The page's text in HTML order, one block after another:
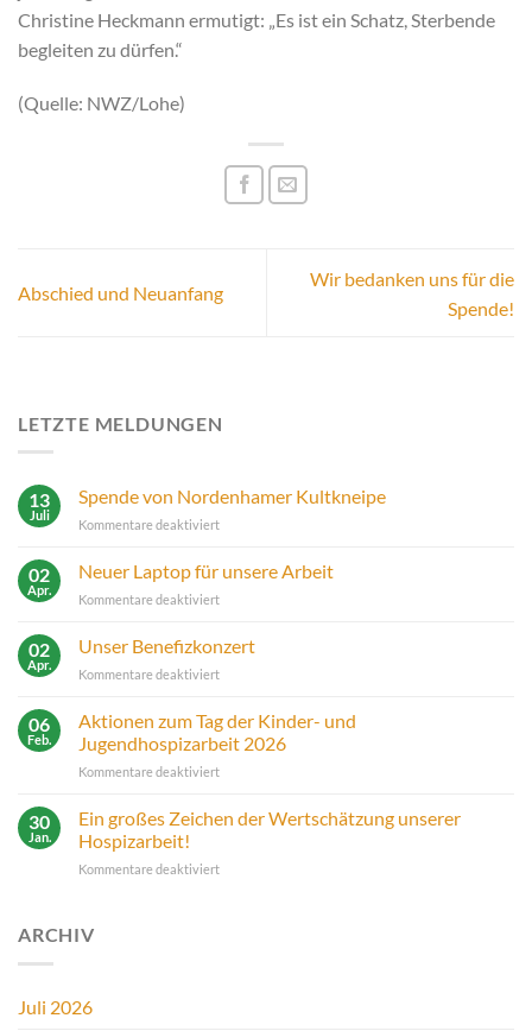
Christine Heckmann ermutigt: „Es ist ein Schatz, Sterbende
begleiten zu dürfen.“
(Quelle: NWZ/Lohe)
Abschied und Neuanfang
Wir bedanken uns für die
Spende!
LETZTE MELDUNGEN
13
Juli
Spende von Nordenhamer Kultkneipe
Kommentare deaktiviertfür
Kultkneipe
02
Apr.
Neuer Laptop für unsere Arbeit
Kommentare deaktiviertfür
Laptop
unsere
02
Apr.
Unser Benefizkonzert
Kommentare deaktiviertfür
Benefizkonzert
06
Feb.
Aktionen zum Tag der Kinder- und
Jugendhospizarbeit 2026
Kommentare deaktiviertfür
Kinder-
30
Jan.
Ein großes Zeichen der Wertschätzung unserer
Hospizarbeit!
Kommentare deaktiviertfür
ARCHIV
Juli 2026